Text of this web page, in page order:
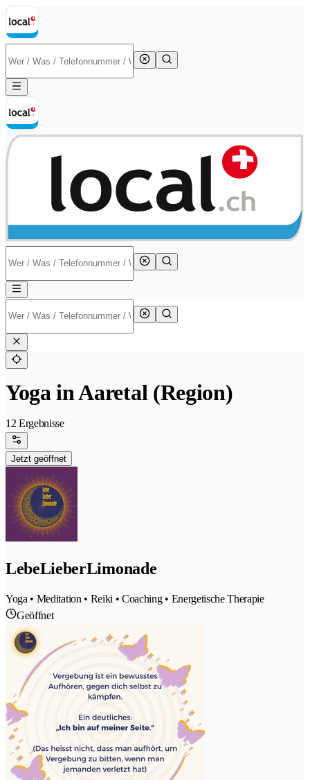
Yoga in Aaretal (Region)
12 Ergebnisse
Jetzt geöffnet
LebeLieberLimonade
Yoga • Meditation • Reiki • Coaching • Energetische Therapie
Geöffnet